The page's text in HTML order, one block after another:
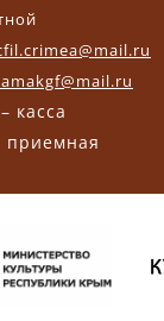
касса
приемная